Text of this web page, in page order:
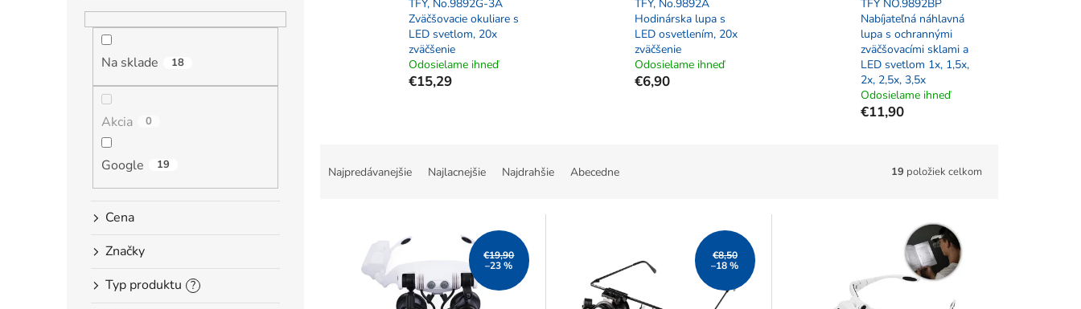
Na sklade 18
Akcia 0
Google 19
Cena
Značky
Typ produktu
?
TFY, No.9892G-3A
Zväčšovacie okuliare s
LED svetlom, 20x
zväčšenie
Odosielame ihneď
€15,29
TFY, No.9892A
Hodinárska lupa s
LED osvetlením, 20x
zväčšenie
Odosielame ihneď
€6,90
TFY NO.9892BP
Nabíjateľná náhlavná
lupa s ochrannými
zväčšovacími sklami a
LED svetlom 1x, 1,5x,
2x, 2,5x, 3,5x
Odosielame ihneď
€11,90
Najpredávanejšie Najlacnejšie Najdrahšie Abecedne 19 položiek celkom
€19,90
–23 %
€8,50
–18 %